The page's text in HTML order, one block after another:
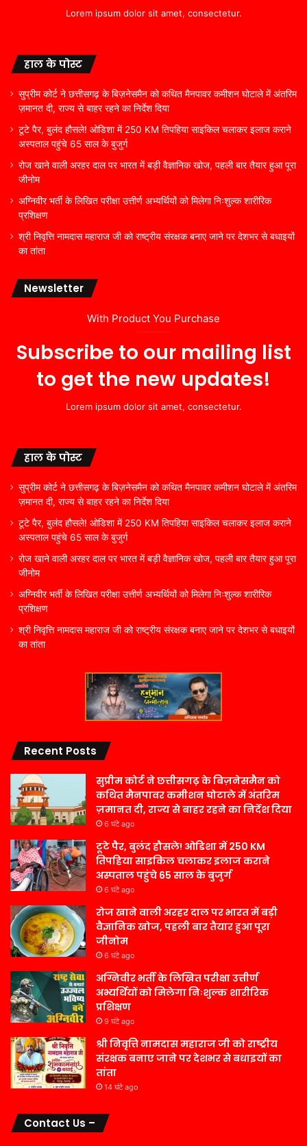
Lorem ipsum dolor sit amet, consectetur.
हाल के पोस्ट
सुप्रीम कोर्ट ने छत्तीसगढ़ के बिज़नेसमैन को कथित मैनपावर कमीशन घोटाले में अंतरिम
ज़मानत दी, राज्य से बाहर रहने का निर्देश दिया
टूटे पैर, बुलंद हौसले! ओडिशा में 250 KM तिपहिया साइकिल चलाकर इलाज कराने
अस्पताल पहुंचे 65 साल के बुजुर्ग
रोज खाने वाली अरहर दाल पर भारत में बड़ी वैज्ञानिक खोज, पहली बार तैयार हुआ पूरा
जीनोम
अग्निवीर भर्ती के लिखित परीक्षा उत्तीर्ण अभ्यर्थियों को मिलेगा निःशुल्क शारीरिक
प्रशिक्षण
श्री निवृत्ति नामदास महाराज जी को राष्ट्रीय संरक्षक बनाए जाने पर देशभर से बधाइयों
का तांता
Newsletter
With Product You Purchase
Subscribe to our mailing list
to get the new updates!
Lorem ipsum dolor sit amet, consectetur.
हाल के पोस्ट
सुप्रीम कोर्ट ने छत्तीसगढ़ के बिज़नेसमैन को कथित मैनपावर कमीशन घोटाले में अंतरिम
ज़मानत दी, राज्य से बाहर रहने का निर्देश दिया
टूटे पैर, बुलंद हौसले! ओडिशा में 250 KM तिपहिया साइकिल चलाकर इलाज कराने
अस्पताल पहुंचे 65 साल के बुजुर्ग
रोज खाने वाली अरहर दाल पर भारत में बड़ी वैज्ञानिक खोज, पहली बार तैयार हुआ पूरा
जीनोम
अग्निवीर भर्ती के लिखित परीक्षा उत्तीर्ण अभ्यर्थियों को मिलेगा निःशुल्क शारीरिक
प्रशिक्षण
श्री निवृत्ति नामदास महाराज जी को राष्ट्रीय संरक्षक बनाए जाने पर देशभर से बधाइयों
का तांता
Recent Posts
सुप्रीम कोर्ट ने छत्तीसगढ़ के बिज़नेसमैन को
कथित मैनपावर कमीशन घोटाले में अंतरिम
ज़मानत दी, राज्य से बाहर रहने का निर्देश दिया
6 घंटे ago
टूटे पैर, बुलंद हौसले! ओडिशा में 250 KM
तिपहिया साइकिल चलाकर इलाज कराने
अस्पताल पहुंचे 65 साल के बुजुर्ग
6 घंटे ago
रोज खाने वाली अरहर दाल पर भारत में बड़ी
वैज्ञानिक खोज, पहली बार तैयार हुआ पूरा
जीनोम
6 घंटे ago
अग्निवीर भर्ती के लिखित परीक्षा उत्तीर्ण
अभ्यर्थियों को मिलेगा निःशुल्क शारीरिक
प्रशिक्षण
9 घंटे ago
श्री निवृत्ति नामदास महाराज जी को राष्ट्रीय
संरक्षक बनाए जाने पर देशभर से बधाइयों का
तांता
14 घंटे ago
Contact Us –